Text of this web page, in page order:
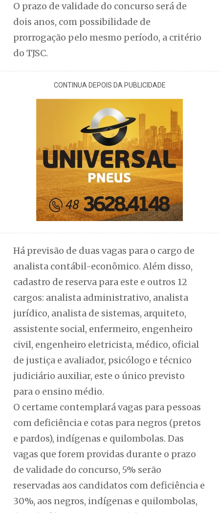
O prazo de validade do concurso será de
dois anos, com possibilidade de
prorrogação pelo mesmo período, a critério
do TJSC.
CONTINUA DEPOIS DA PUBLICIDADE
Há previsão de duas vagas para o cargo de
analista contábil-econômico. Além disso,
cadastro de reserva para este e outros 12
cargos: analista administrativo, analista
jurídico, analista de sistemas, arquiteto,
assistente social, enfermeiro, engenheiro
civil, engenheiro eletricista, médico, oficial
de justiça e avaliador, psicólogo e técnico
judiciário auxiliar, este o único previsto
para o ensino médio.
O certame contemplará vagas para pessoas
com deficiência e cotas para negros (pretos
e pardos), indígenas e quilombolas. Das
vagas que forem providas durante o prazo
de validade do concurso, 5% serão
reservadas aos candidatos com deficiência e
30%, aos negros, indígenas e quilombolas,